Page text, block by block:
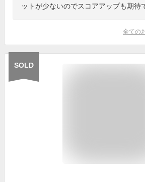
ットが少ないのでスコアアップも期待
全ての
SOLD